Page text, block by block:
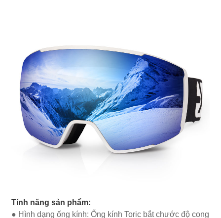
Tính năng sản phẩm:
● Hình dạng ống kính: Ống kính Toric bắt chước độ cong